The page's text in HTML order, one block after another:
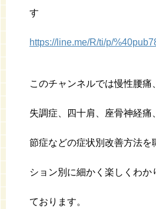
す
https://line.me/R/ti/p/
このチャンネルでは慢性腰痛
失調症、四十肩、座骨神経痛
節症などの症状別改善方法を
ション別に細かく楽しくわか
ております。